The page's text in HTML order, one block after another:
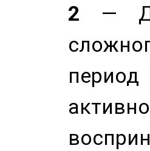
2 —